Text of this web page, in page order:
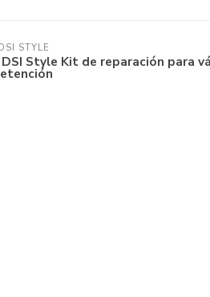
STYLE
DSI Style Kit de reparación para